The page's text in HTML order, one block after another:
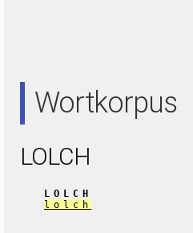
Wortkorpus
LOLCH
LOLCH
lolch